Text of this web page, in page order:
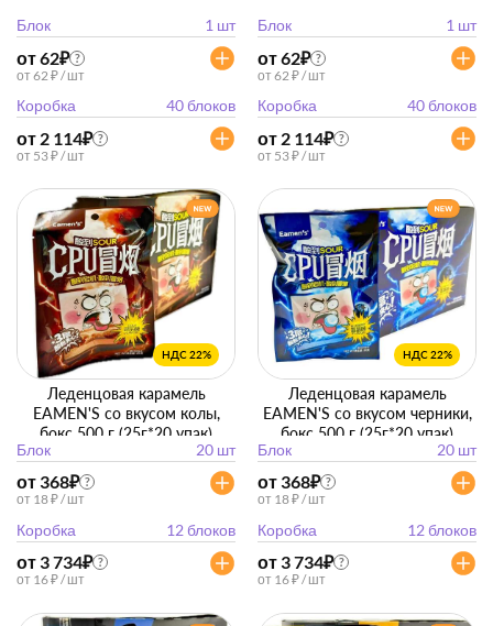
Блок
1 шт
от 62₽ ?
от 62 ₽ / шт
Коробка 40 блоков
от 2 114₽ ?
от 53 ₽ / шт
Блок
1 шт
от 62₽ ?
от 62 ₽ / шт
Коробка 40 блоков
от 2 114₽ ?
от 53 ₽ / шт
НДС 22%
Леденцовая карамель
EAMEN'S со вкусом колы,
бокс 500 г (25г*20 упак)
Блок
20 шт
от 368₽ ?
от 18 ₽ / шт
Коробка 12 блоков
от 3 734₽ ?
от 16 ₽ / шт
НДС 22%
Леденцовая карамель
EAMEN'S со вкусом черники,
бокс 500 г (25г*20 упак)
Блок
20 шт
от 368₽ ?
от 18 ₽ / шт
Коробка 12 блоков
от 3 734₽ ?
от 16 ₽ / шт